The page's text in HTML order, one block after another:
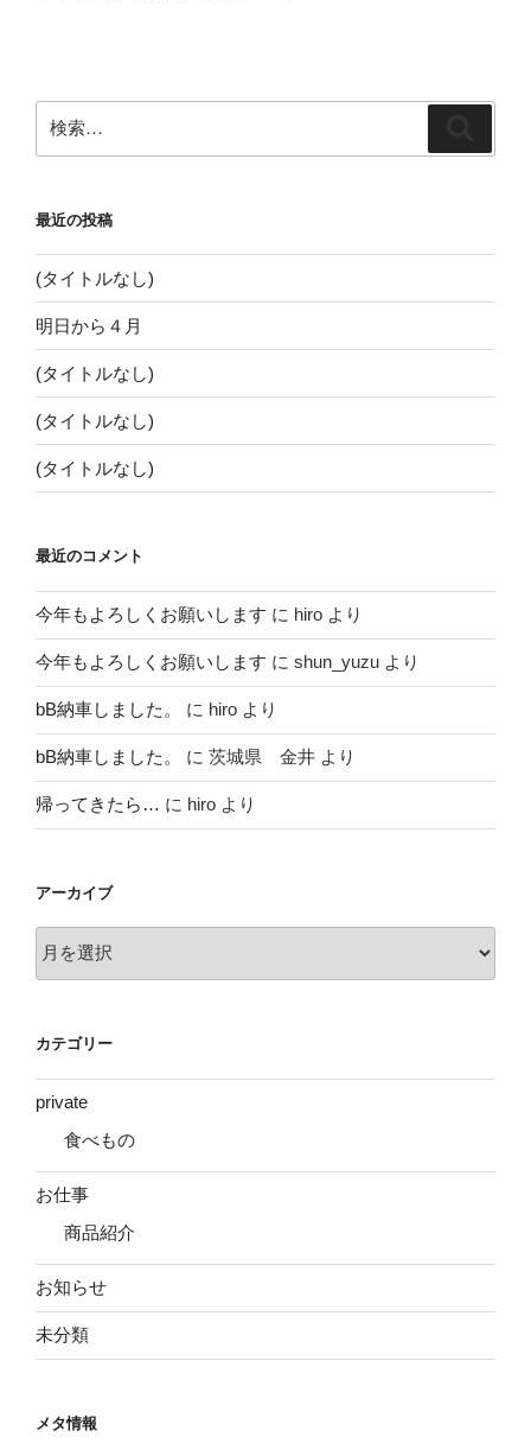
ン
索:
索
最近の投稿
(タイトルなし)
明日から４月
(タイトルなし)
(タイトルなし)
(タイトルなし)
最近のコメント
今年もよろしくお願いします に hiro より
今年もよろしくお願いします に shun_yuzu より
bB納車しました。 に hiro より
bB納車しました。 に 茨城県 金井 より
帰ってきたら… に hiro より
アーカイブ
ア
ブ
カテゴリー
private
食べもの
お仕事
商品紹介
お知らせ
未分類
メタ情報